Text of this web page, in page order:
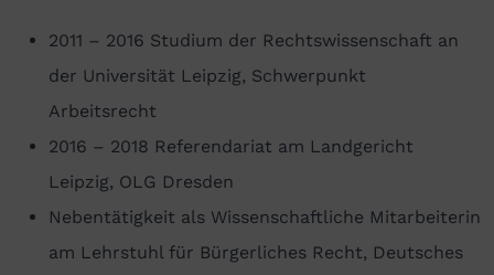
2011 – 2016 Studium der Rechtswissenschaft an
der Universität Leipzig, Schwerpunkt
Arbeitsrecht
2016 – 2018 Referendariat am Landgericht
Leipzig, OLG Dresden
Nebentätigkeit als Wissenschaftliche Mitarbeiterin
am Lehrstuhl für Bürgerliches Recht, Deutsches